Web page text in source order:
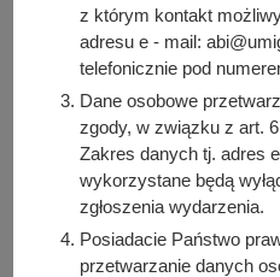
2025-11-19, godz. 17:00
2025-11-19, godz. 18:30
Gdzie?
KCRiS OAZA - Błonie
z którym kontakt
adresu e - mail:
telefonicznie pod
Dane osobowe
zgody, w związku z art.
Zakres danych tj. adres
wykorzystane będą
zgłoszenia wydarzenia.
Posiadacie Państwo
przetwarzanie danych